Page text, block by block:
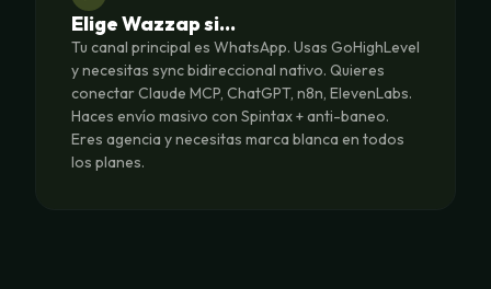
Elige Wazzap si…
Tu canal principal es WhatsApp. Usas GoHighLevel
y necesitas sync bidireccional nativo. Quieres
conectar Claude MCP, ChatGPT, n8n, ElevenLabs.
Haces envío masivo con Spintax + anti-baneo.
Eres agencia y necesitas marca blanca en todos
los planes.